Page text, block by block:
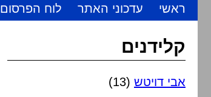
ראשי עדכוני האתר לוח הפרסום
קלידנים
אבי דויטש (13)